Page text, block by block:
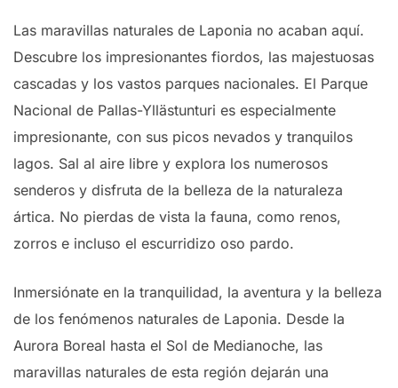
Las maravillas naturales de Laponia no acaban aquí.
Descubre los impresionantes fiordos, las majestuosas
cascadas y los vastos parques nacionales. El Parque
Nacional de Pallas-Yllästunturi es especialmente
impresionante, con sus picos nevados y tranquilos
lagos. Sal al aire libre y explora los numerosos
senderos y disfruta de la belleza de la naturaleza
ártica. No pierdas de vista la fauna, como renos,
zorros e incluso el escurridizo oso pardo.
Inmersiónate en la tranquilidad, la aventura y la belleza
de los fenómenos naturales de Laponia. Desde la
Aurora Boreal hasta el Sol de Medianoche, las
maravillas naturales de esta región dejarán una